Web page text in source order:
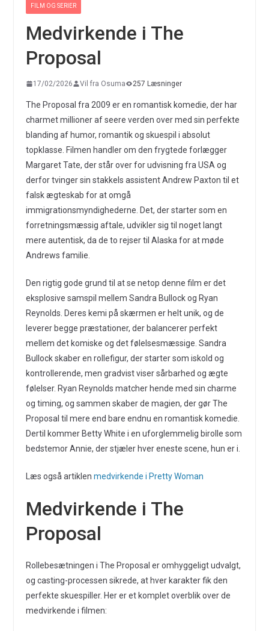
FILM OG SERIER
Medvirkende i The
Proposal
17/02/2026 Vil fra Osuma 257 Læsninger
The Proposal fra 2009 er en romantisk komedie, der har
charmet millioner af seere verden over med sin perfekte
blanding af humor, romantik og skuespil i absolut
topklasse. Filmen handler om den frygtede forlægger
Margaret Tate, der står over for udvisning fra USA og
derfor tvinger sin stakkels assistent Andrew Paxton til et
falsk ægteskab for at omgå
immigrationsmyndighederne. Det, der starter som en
forretningsmæssig aftale, udvikler sig til noget langt
mere autentisk, da de to rejser til Alaska for at møde
Andrews familie.
Den rigtig gode grund til at se netop denne film er det
eksplosive samspil mellem Sandra Bullock og Ryan
Reynolds. Deres kemi på skærmen er helt unik, og de
leverer begge præstationer, der balancerer perfekt
mellem det komiske og det følelsesmæssige. Sandra
Bullock skaber en rollefigur, der starter som iskold og
kontrollerende, men gradvist viser sårbarhed og ægte
følelser. Ryan Reynolds matcher hende med sin charme
og timing, og sammen skaber de magien, der gør The
Proposal til mere end bare endnu en romantisk komedie.
Dertil kommer Betty White i en uforglemmelig birolle som
bedstemor Annie, der stjæler hver eneste scene, hun er i.
Læs også artiklen medvirkende i Pretty Woman
Medvirkende i The
Proposal
Rollebesætningen i The Proposal er omhyggeligt udvalgt,
og casting-processen sikrede, at hver karakter fik den
perfekte skuespiller. Her er et komplet overblik over de
medvirkende i filmen: